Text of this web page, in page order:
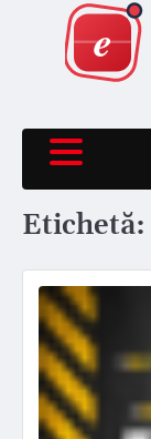
content
Etichetă: